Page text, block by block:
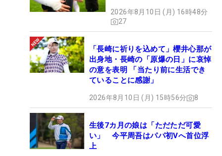
2026年8月10日 (月) 16時48分
27
「長崎に祈りを込めて」櫻井心那が
出身地・長崎の「原爆の日」に哀悼
の意を表明 「当たり前に生活でき
ていることに感謝」
2026年8月10日 (月) 15時56分 8
生後7カ月の娘は「ただただ可愛
い」 今平周吾はパパ初Vへ首位浮
上